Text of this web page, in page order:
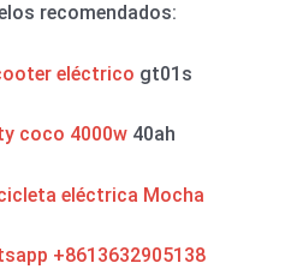
recomendados:
eléctrico gt01s
coco 4000w40ah
eléctrica Mocha
+8613632905138